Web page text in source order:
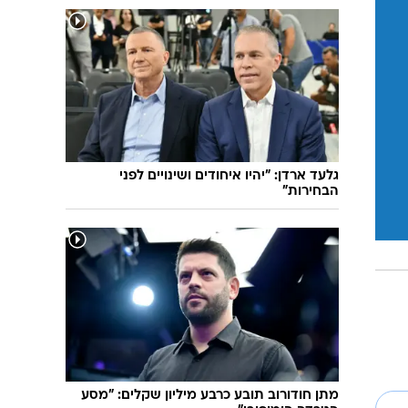
גלעד ארדן: "יהיו איחודים ושינויים לפני
הבחירות"
מתן חודורוב תובע כרבע מיליון שקלים: "מסע